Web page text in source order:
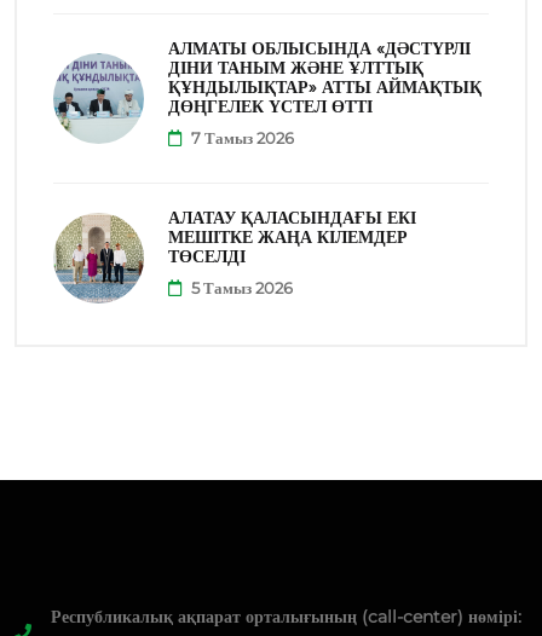
АЛМАТЫ ОБЛЫСЫНДА «ДӘСТҮРЛІ
ДІНИ ТАНЫМ ЖӘНЕ ҰЛТТЫҚ
ҚҰНДЫЛЫҚТАР» АТТЫ АЙМАҚТЫҚ
ДӨҢГЕЛЕК ҮСТЕЛ ӨТТІ
7 Тамыз 2026
АЛАТАУ ҚАЛАСЫНДАҒЫ ЕКІ
МЕШІТКЕ ЖАҢА КІЛЕМДЕР
ТӨСЕЛДІ
5 Тамыз 2026
Республикалық ақпарат орталығының (call-center) нөмірі: